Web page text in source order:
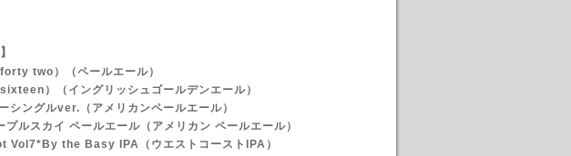
two）
（ペールエール）
）（イングリッシュゴールデンエール）
シングルver. （アメリカンペールエール）
ルスカイ ペールエール（アメリカン ペールエール）
the Basy IPA（ウエストコーストIPA）